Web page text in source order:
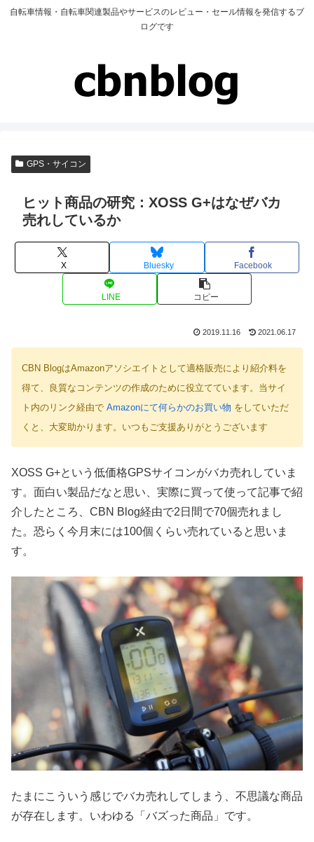
自転車情報・自転車関連製品やサービスのレビュー・セール情報を発信するブ
ログです
GPS・サイコン
ヒット商品の研究：XOSS G+はなぜバカ
売れしているか
X Bluesky Facebook
LINE コピー
2019.11.16 2021.06.17
CBN BlogはAmazonアソシエイトとして適格販売により紹介料を
得て、良質なコンテンツの作成のために役立てています。当サイ
ト内のリンク経由で Amazonにて何らかのお買い物 をしていただ
くと、大変助かります。いつもご支援ありがとうございます
XOSS G+という低価格GPSサイコンがバカ売れしていま
す。面白い製品だなと思い、実際に買って使って記事で紹
介したところ、CBN Blog経由で2日間で70個売れまし
た。恐らく今月末には100個くらい売れていると思いま
す。
たまにこういう感じでバカ売れしてしまう、不思議な商品
が存在します。いわゆる「バズった商品」です。